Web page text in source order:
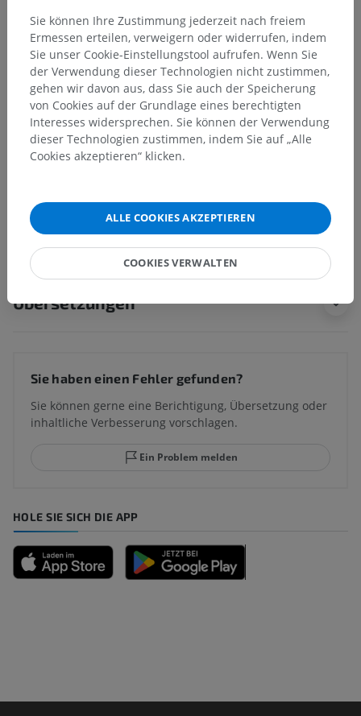
Systematische Anatomie> Herz-Kreislauf-System>
Arterien> Hauptschlagader> Aortenbogen>
Halsschlagader> Innere Halsschlagader>
Intraduraler Gefäßabschnitt> Vordere Hirnarterie>
Postkommunikaler Abschnitt; Segment A2>
Perikallosarterie> Parietokzipitaläste
Darunterliegende Strukturen:
Anatomie des Menschen
Übersetzungen
Sie haben einen Fehler gefunden?
Sie können gerne eine Berichtigung, Übersetzung oder
inhaltliche Verbesserung vorschlagen.
Ein Problem melden
HOLE SIE SICH DIE APP
Sie können Ihre Zustimmung jederzeit nach freiem
Ermessen erteilen, verweigern oder widerrufen, indem
Sie unser Cookie-Einstellungstool aufrufen. Wenn Sie
der Verwendung dieser Technologien nicht zustimmen,
gehen wir davon aus, dass Sie auch der Speicherung
von Cookies auf der Grundlage eines berechtigten
Interesses widersprechen. Sie können der Verwendung
dieser Technologien zustimmen, indem Sie auf „Alle
Cookies akzeptieren“ klicken.
ALLE COOKIES AKZEPTIEREN
COOKIES VERWALTEN